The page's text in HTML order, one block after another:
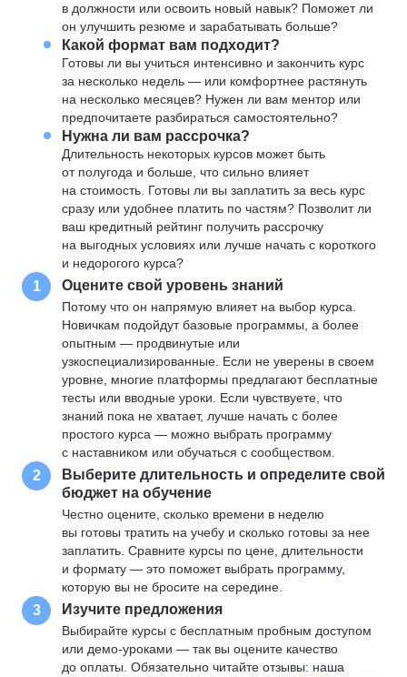
в должности или освоить новый навык? Поможет ли
он улучшить резюме и зарабатывать больше?
Какой формат вам подходит?
Готовы ли вы учиться интенсивно и закончить курс
за несколько недель — или комфортнее растянуть
на несколько месяцев? Нужен ли вам ментор или
предпочитаете разбираться самостоятельно?
Нужна ли вам рассрочка?
Длительность некоторых курсов может быть
от полугода и больше, что сильно влияет
на стоимость. Готовы ли вы заплатить за весь курс
сразу или удобнее платить по частям? Позволит ли
ваш кредитный рейтинг получить рассрочку
на выгодных условиях или лучше начать с короткого
и недорогого курса?
1 Оцените свой уровень знаний
Потому что он напрямую влияет на выбор курса.
Новичкам подойдут базовые программы, а более
опытным — продвинутые или
узкоспециализированные. Если не уверены в своем
уровне, многие платформы предлагают бесплатные
тесты или вводные уроки. Если чувствуете, что
знаний пока не хватает, лучше начать с более
простого курса — можно выбрать программу
с наставником или обучаться с сообществом.
2
Выберите длительность и определите свой
бюджет на обучение
Честно оцените, сколько времени в неделю
вы готовы тратить на учебу и сколько готовы за нее
заплатить. Сравните курсы по цене, длительности
и формату — это поможет выбрать программу,
которую вы не бросите на середине.
3 Изучите предложения
Выбирайте курсы с бесплатным пробным доступом
или демо-уроками — так вы оцените качество
до оплаты. Обязательно читайте отзывы: наша